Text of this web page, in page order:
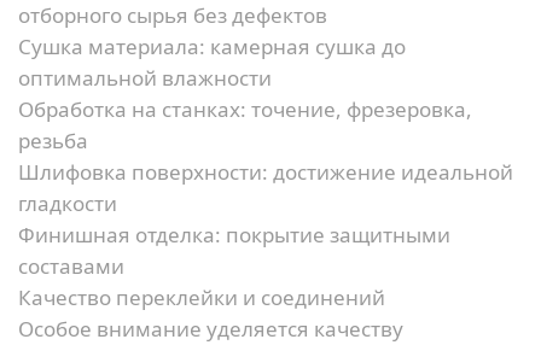
отборного сырья без дефектов
Сушка материала: камерная сушка до
оптимальной влажности
Обработка на станках: точение, фрезеровка,
резьба
Шлифовка поверхности: достижение идеальной
гладкости
Финишная отделка: покрытие защитными
составами
Качество переклейки и соединений
Особое внимание уделяется качеству